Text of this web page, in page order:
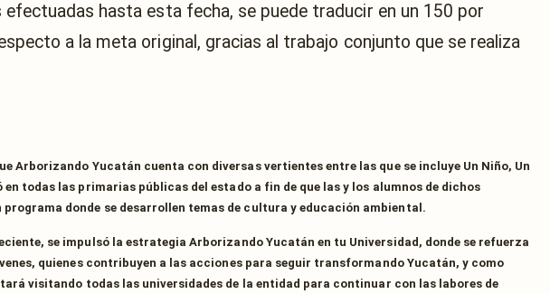
efectuadas hasta esta fecha, se puede traducir en un 150 por
a la meta original, gracias al trabajo conjunto que se realiza
Arborizando Yucatán cuenta con diversas vertientes entre las que se incluye Un Niño, Un
en todas las primarias públicas del estado a fin de que las y los alumnos de dichos
programa donde se desarrollen temas de cultura y educación ambiental.
se impulsó la estrategia Arborizando Yucatán en tu Universidad, donde se refuerza
quienes contribuyen a las acciones para seguir transformando Yucatán, y como
visitando todas las universidades de la entidad para continuar con las labores de